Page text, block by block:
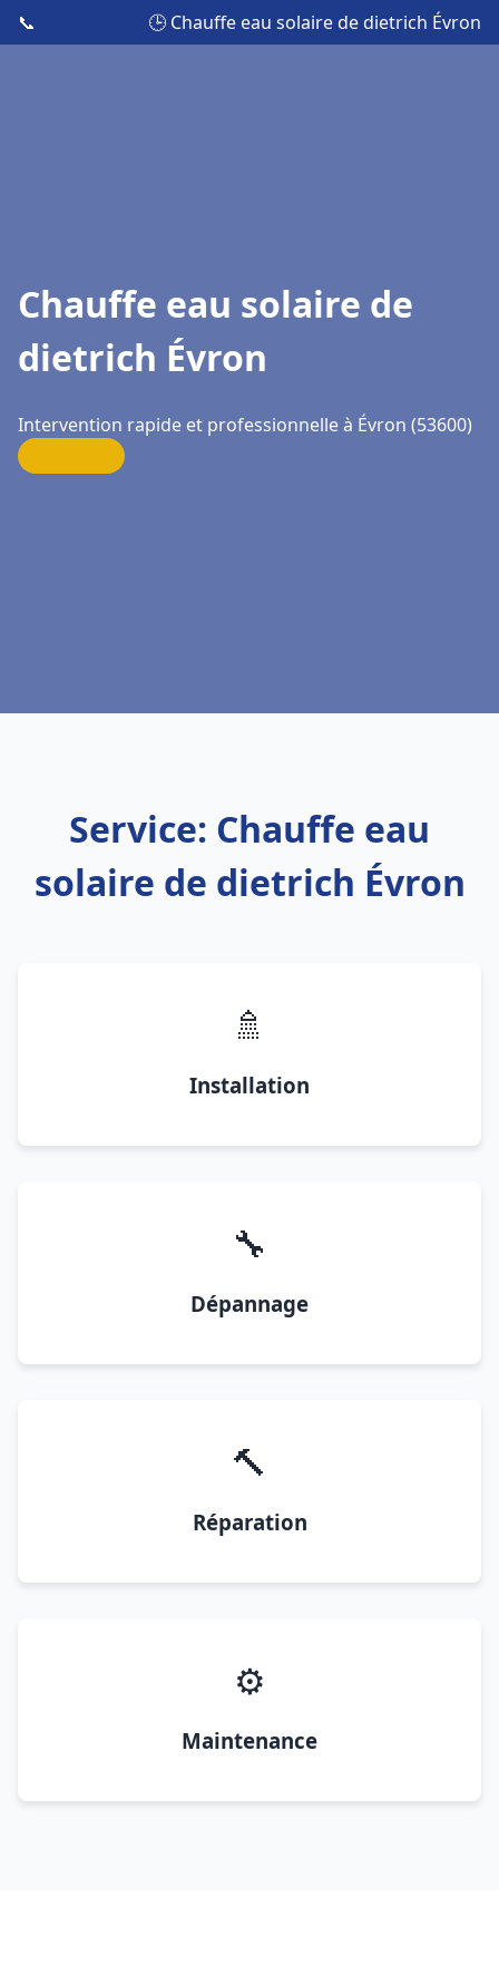
📞 🕒 Chauffe eau solaire de dietrich Évron
Chauffe eau solaire de
dietrich Évron
Intervention rapide et professionnelle à Évron (53600)
Service: Chauffe eau
solaire de dietrich Évron
🚿
Installation
🔧
Dépannage
🔨
Réparation
⚙️
Maintenance